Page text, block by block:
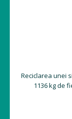
Reciclarea unei
1136 kg de